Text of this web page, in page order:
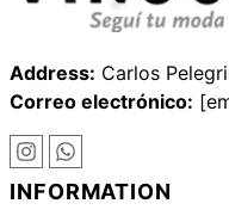
Address: Carlos
Correo electrónico:
INFORMATION